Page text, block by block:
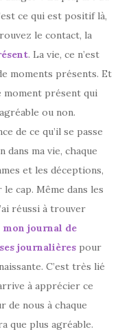
ce qui est positif là,
le contact, la
. La vie, ce n’est
moments présents. Et
moment présent qui
ou non.
de ce qu’il se passe
dans ma vie, chaque
et les déceptions,
cap. Même dans les
réussi à trouver
mon journal de
journalières pour
C’est très lié
à apprécier ce
de nous à chaque
que plus agréable.